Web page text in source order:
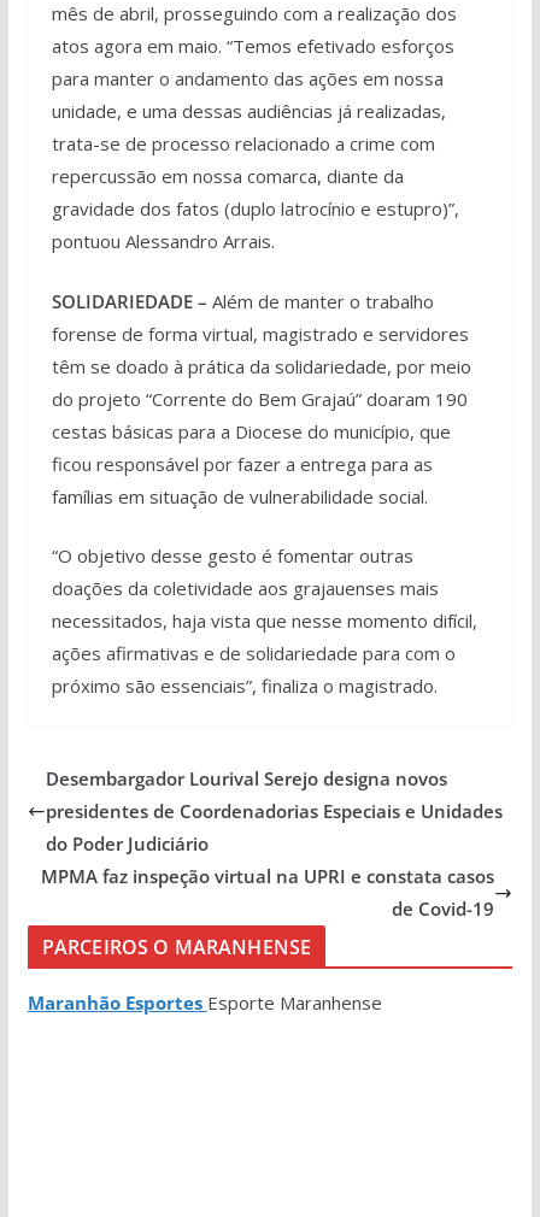
mês de abril, prosseguindo com a realização dos
atos agora em maio. “Temos efetivado esforços
para manter o andamento das ações em nossa
unidade, e uma dessas audiências já realizadas,
trata-se de processo relacionado a crime com
repercussão em nossa comarca, diante da
gravidade dos fatos (duplo latrocínio e estupro)”,
pontuou Alessandro Arrais.
SOLIDARIEDADE – Além de manter o trabalho
forense de forma virtual, magistrado e servidores
têm se doado à prática da solidariedade, por meio
do projeto “Corrente do Bem Grajaú” doaram 190
cestas básicas para a Diocese do município, que
ficou responsável por fazer a entrega para as
famílias em situação de vulnerabilidade social.
“O objetivo desse gesto é fomentar outras
doações da coletividade aos grajauenses mais
necessitados, haja vista que nesse momento difícil,
ações afirmativas e de solidariedade para com o
próximo são essenciais”, finaliza o magistrado.
Desembargador Lourival Serejo designa novos
presidentes de Coordenadorias Especiais e Unidades
do Poder Judiciário
MPMA faz inspeção virtual na UPRI e constata casos
de Covid-19
PARCEIROS O MARANHENSE
Maranhão Esportes Esporte Maranhense